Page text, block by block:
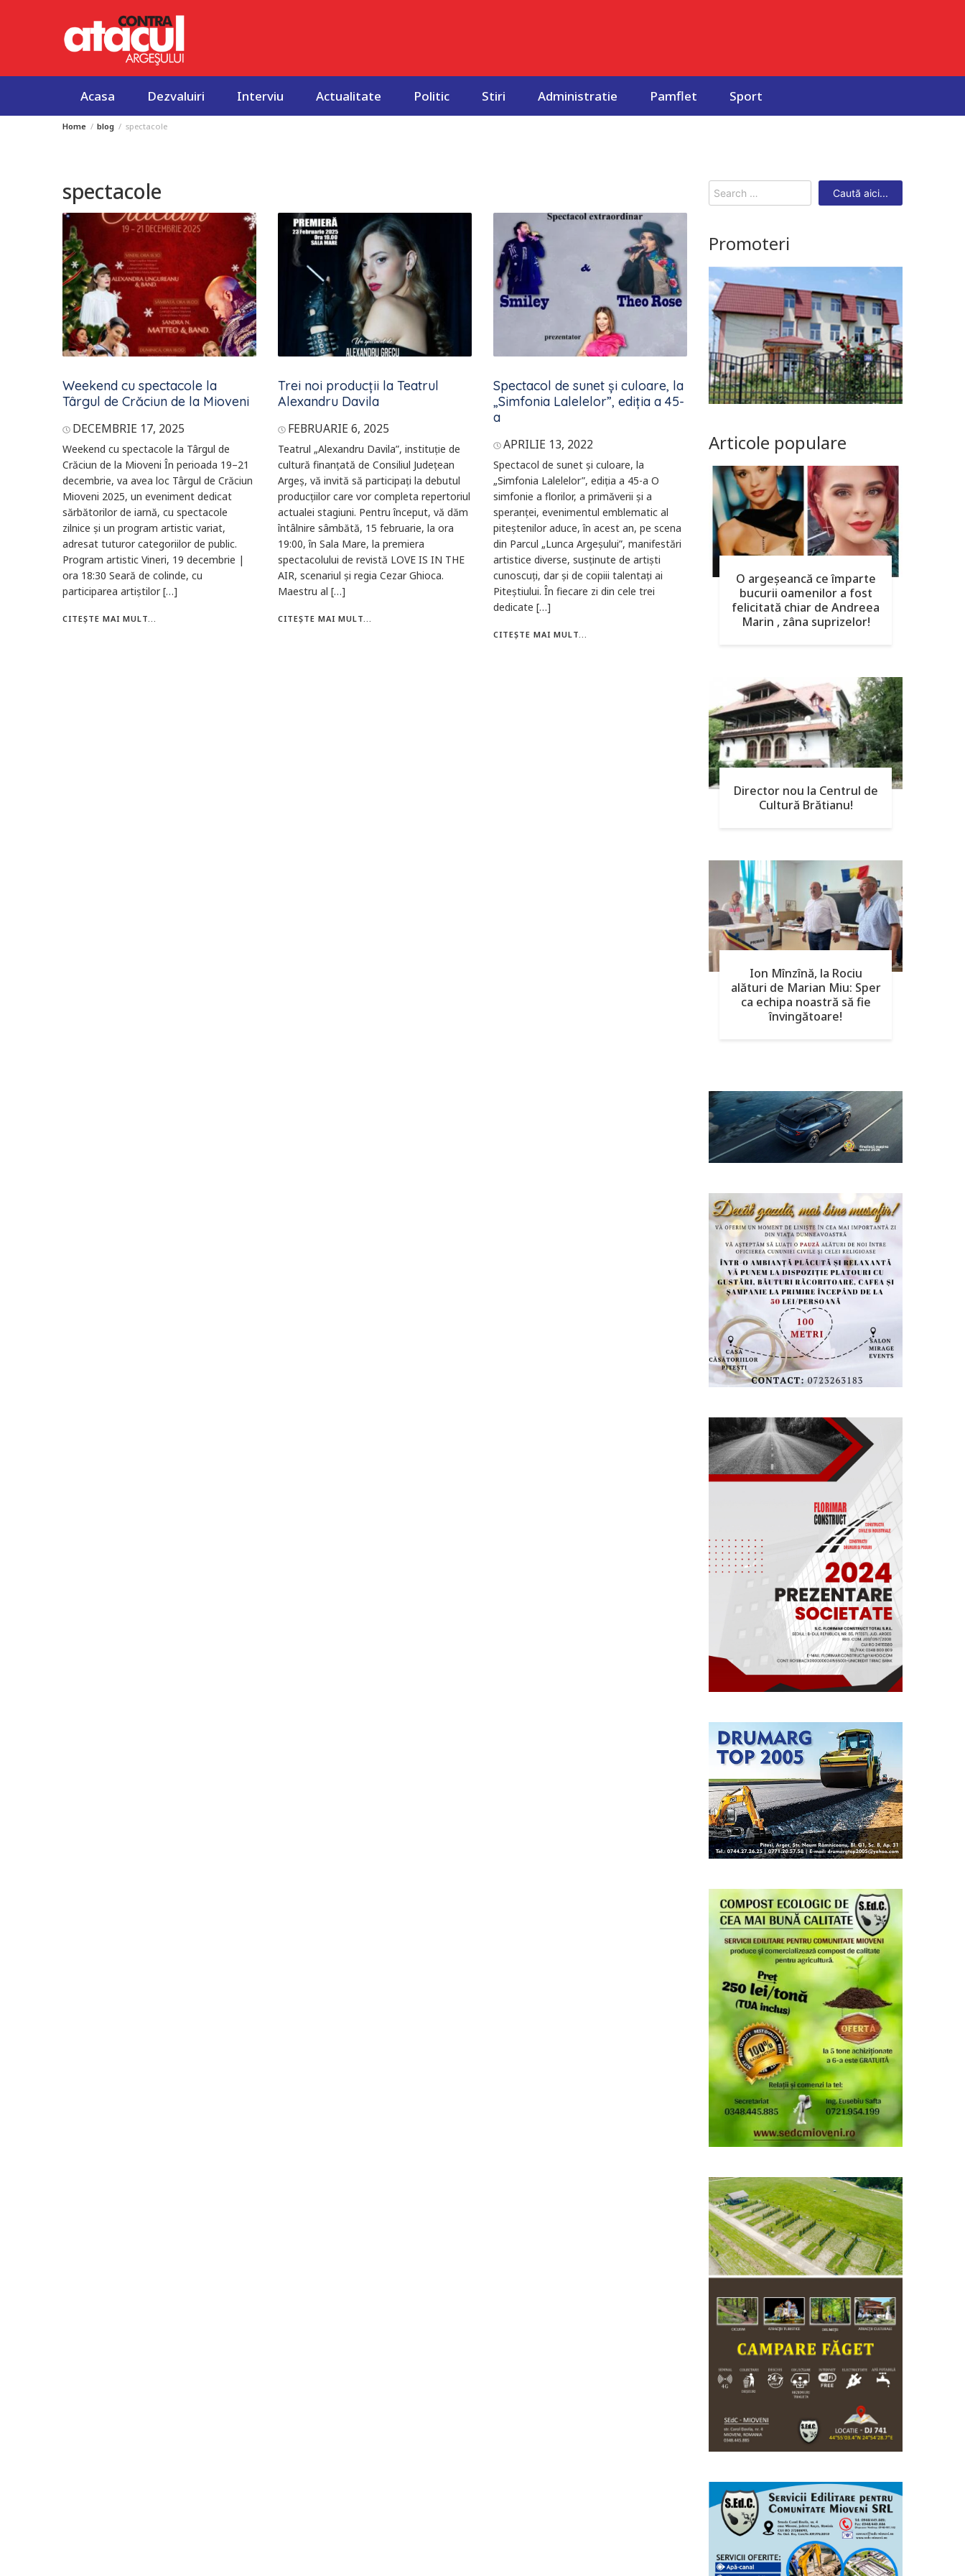
Acasa Dezvaluiri Interviu Actualitate Politic Stiri Administratie Pamflet Sport
Home blog spectacole
spectacole
Weekend cu spectacole la
Târgul de Crăciun de la Mioveni
DECEMBRIE 17, 2025
Weekend cu spectacole la Târgul de
Crăciun de la Mioveni În perioada 19–21
decembrie, va avea loc Târgul de Crăciun
Mioveni 2025, un eveniment dedicat
sărbătorilor de iarnă, cu spectacole
zilnice și un program artistic variat,
adresat tuturor categoriilor de public.
Program artistic Vineri, 19 decembrie |
ora 18:30 Seară de colinde, cu
participarea artiștilor […]
CITEȘTE MAI MULT...
Trei noi producții la Teatrul
Alexandru Davila
FEBRUARIE 6, 2025
Teatrul „Alexandru Davila”, instituție de
cultură finanțată de Consiliul Județean
Argeș, vă invită să participați la debutul
producțiilor care vor completa repertoriul
actualei stagiuni. Pentru început, vă dăm
întâlnire sâmbătă, 15 februarie, la ora
19:00, în Sala Mare, la premiera
spectacolului de revistă LOVE IS IN THE
AIR, scenariul și regia Cezar Ghioca.
Maestru al […]
CITEȘTE MAI MULT...
Spectacol de sunet și culoare, la
„Simfonia Lalelelor”, ediția a 45-
a
APRILIE 13, 2022
Spectacol de sunet și culoare, la
„Simfonia Lalelelor”, ediția a 45-a O
simfonie a florilor, a primăverii și a
speranței, evenimentul emblematic al
piteștenilor aduce, în acest an, pe scena
din Parcul „Lunca Argeșului”, manifestări
artistice diverse, susținute de artiști
cunoscuți, dar și de copiii talentați ai
Piteștiului. În fiecare zi din cele trei
dedicate […]
CITEȘTE MAI MULT...
Search
for:
Promoteri
Articole populare
O argeşeancă ce împarte
bucurii oamenilor a fost
felicitată chiar de Andreea
Marin , zâna suprizelor!
Director nou la Centrul de
Cultură Brătianu!
Ion Mînzînă, la Rociu
alături de Marian Miu: Sper
ca echipa noastră să fie
învingătoare!